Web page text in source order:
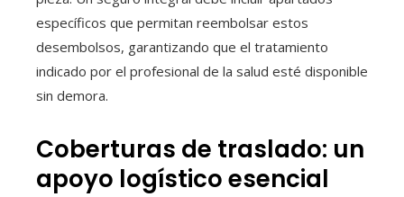
específicos que permitan reembolsar estos
desembolsos, garantizando que el tratamiento
indicado por el profesional de la salud esté disponible
sin demora.
Coberturas de traslado: un
apoyo logístico esencial